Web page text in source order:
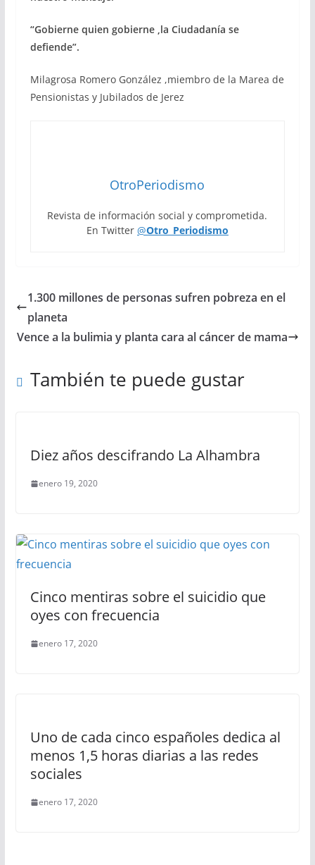
“Gobierne quien gobierne ,la Ciudadanía se
defiende”.
Milagrosa Romero González ,miembro de la Marea de
Pensionistas y Jubilados de Jerez
OtroPeriodismo
Revista de información social y comprometida.
En Twitter @Otro_Periodismo
1.300 millones de personas sufren pobreza en el
planeta
Vence a la bulimia y planta cara al cáncer de mama
También te puede gustar
Diez años descifrando La Alhambra
enero 19, 2020
Cinco mentiras sobre el suicidio que
oyes con frecuencia
enero 17, 2020
Uno de cada cinco españoles dedica al
menos 1,5 horas diarias a las redes
sociales
enero 17, 2020